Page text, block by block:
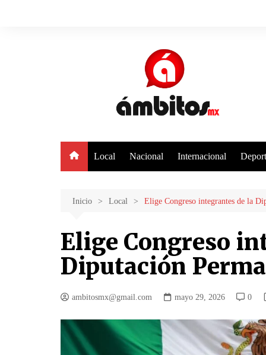
Local Nacional Internacional
Inicio Local Elige Congreso integrantes de la
Elige Congreso
Diputación
ambitosmx@gmail.com mayo 29, 2026 0